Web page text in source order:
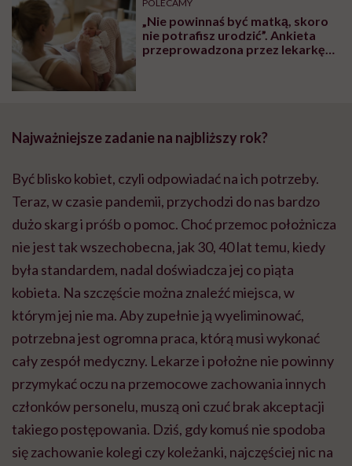
POLECAMY
„Nie powinnaś być matką, skoro
nie potrafisz urodzić”. Ankieta
przeprowadzona przez lekarkę
Najważniejsze zadanie na najbliższy rok?
Być blisko kobiet, czyli odpowiadać na ich potrzeby.
Teraz, w czasie pandemii, przychodzi do nas bardzo
dużo skarg i próśb o pomoc. Choć przemoc położnicza
nie jest tak wszechobecna, jak 30, 40lat temu, kiedy
była standardem, nadal doświadcza jej co piąta
kobieta. Na szczęście można znaleźć miejsca, w
którym jej nie ma. Aby zupełnie ją wyeliminować,
potrzebna jest ogromna praca, którą musi wykonać
cały zespół medyczny. Lekarze i położne nie powinny
przymykać oczu na przemocowe zachowania innych
członków personelu, muszą oni czuć brak akceptacji
takiego postępowania. Dziś, gdy komuś nie spodoba
się zachowanie kolegi czy koleżanki, najczęściej nic na